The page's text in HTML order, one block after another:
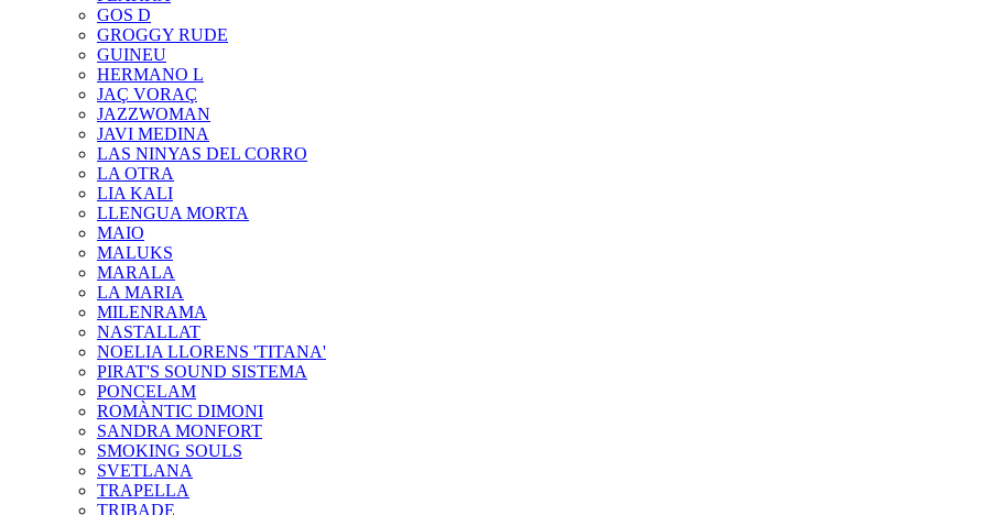
GOS D
GROGGY RUDE
GUINEU
HERMANO L
JAÇ VORAÇ
JAZZWOMAN
JAVI MEDINA
LAS NINYAS DEL CORRO
LA OTRA
LIA KALI
LLENGUA MORTA
MAIO
MALUKS
MARALA
LA MARIA
MILENRAMA
NASTALLAT
NOELIA LLORENS 'TITANA'
PIRAT'S SOUND SISTEMA
PONCELAM
ROMÀNTIC DIMONI
SANDRA MONFORT
SMOKING SOULS
SVETLANA
TRAPELLA
TRIBADE